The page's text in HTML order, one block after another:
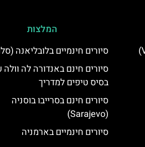
סיורים חינמיים בונקובר (Vancouver)
המלצות
סיורים חינמיים בלובליאנה
סיורים חינם באנדורה לה וולה
בסיס טיפים למדריך
סיורים חינם בסרייבו בוסניה
(Sarajevo)
סיורים חינמיים בארמניה